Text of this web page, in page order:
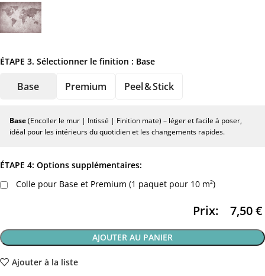
ÉTAPE 3. Sélectionner le finition : Base
Base Premium Peel & Stick
Base(Encoller le mur | Intissé | Finition mate) – léger et facile à poser,
idéal pour les intérieurs du quotidien et les changements rapides.
ÉTAPE 4: Options supplémentaires:
Colle pour Base et Premium (1 paquet pour 10 m²)
Prix: 7,50€
AJOUTER AU PANIER
Ajouter à la liste